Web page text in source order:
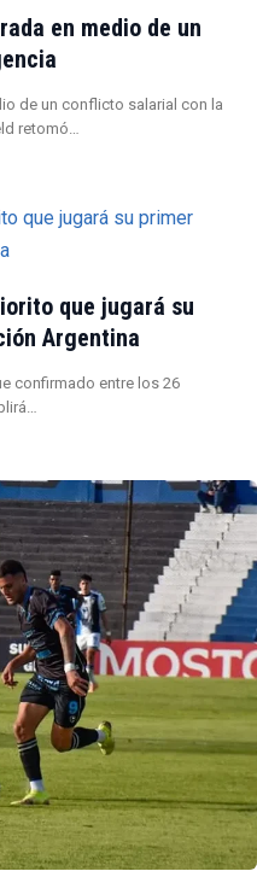
en medio de un
de un conflicto salarial con la
retomó…
que jugará su
Argentina
confirmado entre los 26